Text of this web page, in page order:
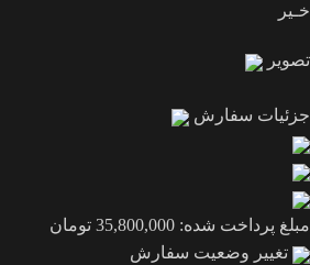
خـیر
تصویر
جزئیات سفارش
مبلغ پرداخت شده: 35,800,000 تومان
تغییر وضعیت سفارش